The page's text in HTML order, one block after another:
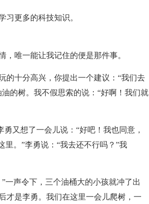
习更多的科技知识。
唯一能让我记住的便是那件事。
的十分高兴，你提出一个建议：“我们去
的树。我不假思索的说：“好啊！我们就
又想了一会儿说：“好吧！我也同意，
。”李勇说：“我去还不行吗？”我
一声令下，三个油桶大的小孩就冲了出
才是李勇。我们在这里一会儿爬树，一